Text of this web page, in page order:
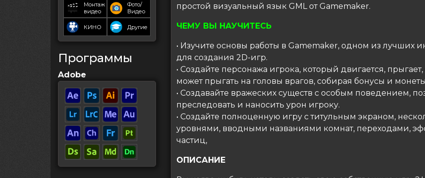
Монтаж
видео
Фото/
Видео
КИНО Другие
Программы
Adobe
простой визуальный язык GML от Gamemaker.
ЧЕМУ ВЫ НАУЧИТЕСЬ
• Изучите основы работы в Gamemaker, одном из лучших
для создания 2D-игр.
• Создайте персонажа игрока, который двигается, прыгает,
может прыгать на головы врагов, собирая бонусы и
• Создавайте вражеских существ с особым поведением,
преследовать и наносить урон игроку.
• Создайте полноценную игру с титульным экраном,
уровнями, вводными названиями комнат, переходами,
частиц,
ОПИСАНИЕ